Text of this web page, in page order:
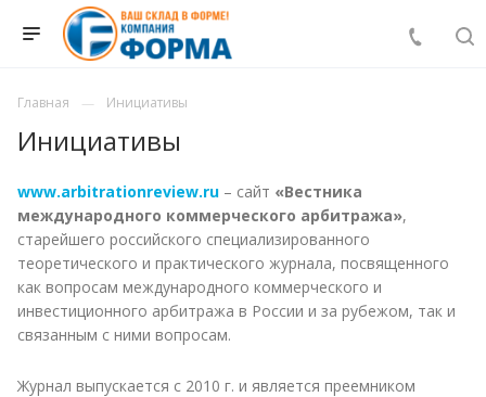
Главная Инициативы
Инициативы
www.arbitrationreview.ru – сайт «Вестника
международного коммерческого арбитража»,
старейшего российского специализированного
теоретического и практического журнала, посвященного
как вопросам международного коммерческого и
инвестиционного арбитража в России и за рубежом, так и
связанным с ними вопросам.
Журнал выпускается с 2010 г. и является преемником